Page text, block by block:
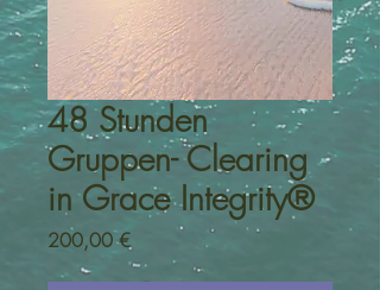
48 Stunden
Gruppen- Clearing
in Grace Integrity®
200,00 €Preis